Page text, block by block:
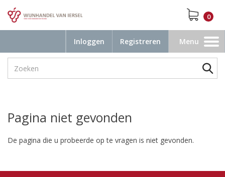
0
Inloggen Registreren
Toggle
navigation
Menu
Pagina niet gevonden
De pagina die u probeerde op te vragen is niet gevonden.